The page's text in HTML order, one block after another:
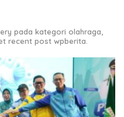
pada kategori olahraga,
recent post wpberita.